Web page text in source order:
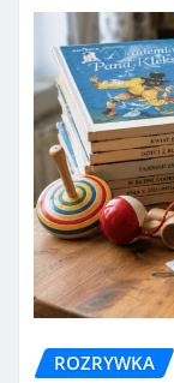
ROZRYWKA